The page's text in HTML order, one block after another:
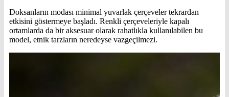
Doksanların modası minimal yuvarlak çerçeveler tekrardan
etkisini göstermeye başladı. Renkli çerçeveleriyle kapalı
ortamlarda da bir aksesuar olarak rahatlıkla kullanılabilen bu
model, etnik tarzların neredeyse vazgeçilmezi.